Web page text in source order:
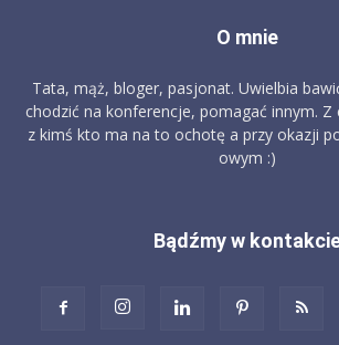
O mnie
Tata, mąż, bloger, pasjonat. Uwielbia
chodzić na konferencje, pomagać innym. Z
z kimś kto ma na to ochotę a przy okazji
owym :)
Bądźmy w